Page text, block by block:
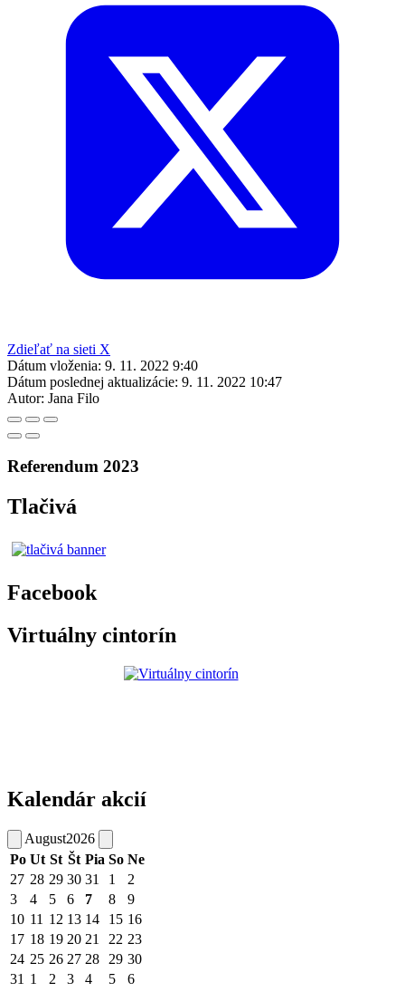
Zdieľať na sieti X
Dátum vloženia: 9. 11. 2022 9:40
Dátum poslednej aktualizácie: 9. 11. 2022 10:47
Autor: Jana Filo
Referendum 2023
Tlačivá
Facebook
Virtuálny cintorín
Kalendár akcií
August2026
Po Ut St Št Pia So Ne
27 28 29 30 31 1
2
3
4 5 6 7 8
9
10 11 12 13 14 15 16
17 18 19 20 21 22 23
24 25 26 27 28 29 30
31 1 2 3 4 5 6